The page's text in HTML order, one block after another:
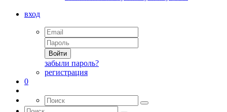
вход
Войти
забыли пароль?
регистрация
0